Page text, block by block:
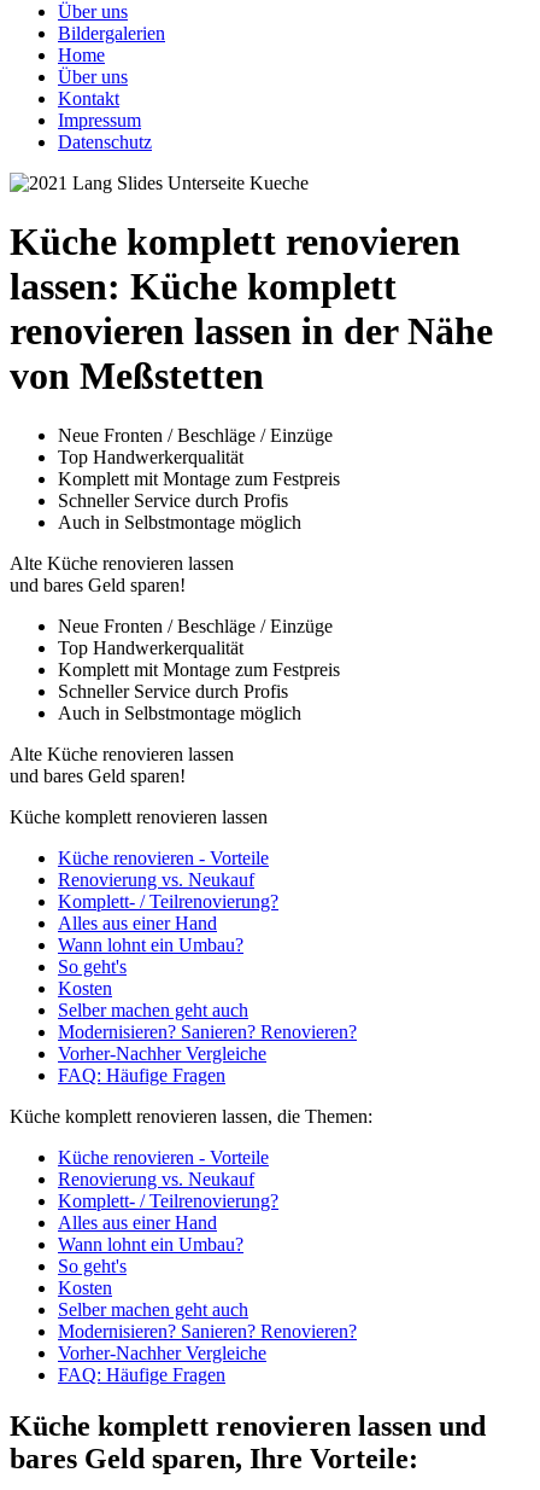
Über uns
Bildergalerien
Home
Über uns
Kontakt
Impressum
Datenschutz
Küche komplett renovieren
lassen: Küche komplett
renovieren lassen in der Nähe
von Meßstetten
Neue Fronten / Beschläge / Einzüge
Top Handwerkerqualität
Komplett mit Montage zum Festpreis
Schneller Service durch Profis
Auch in Selbstmontage möglich
Alte Küche renovieren lassen
und bares Geld sparen!
Neue Fronten / Beschläge / Einzüge
Top Handwerkerqualität
Komplett mit Montage zum Festpreis
Schneller Service durch Profis
Auch in Selbstmontage möglich
Alte Küche renovieren lassen
und bares Geld sparen!
Küche komplett renovieren lassen
Küche renovieren - Vorteile
Renovierung vs. Neukauf
Komplett- / Teilrenovierung?
Alles aus einer Hand
Wann lohnt ein Umbau?
So geht's
Kosten
Selber machen geht auch
Modernisieren? Sanieren? Renovieren?
Vorher-Nachher Vergleiche
FAQ: Häufige Fragen
Küche komplett renovieren lassen, die Themen:
Küche renovieren - Vorteile
Renovierung vs. Neukauf
Komplett- / Teilrenovierung?
Alles aus einer Hand
Wann lohnt ein Umbau?
So geht's
Kosten
Selber machen geht auch
Modernisieren? Sanieren? Renovieren?
Vorher-Nachher Vergleiche
FAQ: Häufige Fragen
Küche komplett renovieren lassen und
bares Geld sparen, Ihre Vorteile: